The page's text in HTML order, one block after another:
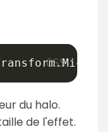
du halo.
de l'effet.